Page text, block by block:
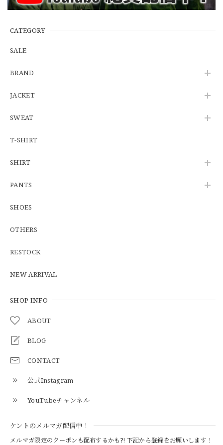
CATEGORY
SALE
BRAND
JACKET
SWEAT
T-SHIRT
SHIRT
PANTS
SHOES
OTHERS
RESTOCK
NEW ARRIVAL
SHOP INFO
ABOUT
BLOG
CONTACT
公式Instagram
YouTubeチャンネル
ケントのメルマガ配信中！
メルマガ限定のクーポンも配布するかも?! 下記から登録をお願いします！
GREEN
とても早く対応頂きありがとうございました。
2026/04/25